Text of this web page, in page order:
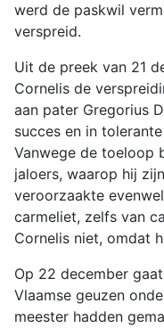
werd de paskwil
verspreid.
Uit de preek van 21
Cornelis de
aan pater Gregorius
succes en in
Vanwege de toeloop
jaloers, waarop hij
veroorzaakte
carmeliet, zelfs van
Cornelis niet, omdat
Op 22 december
Vlaamse geuzen
meester hadden